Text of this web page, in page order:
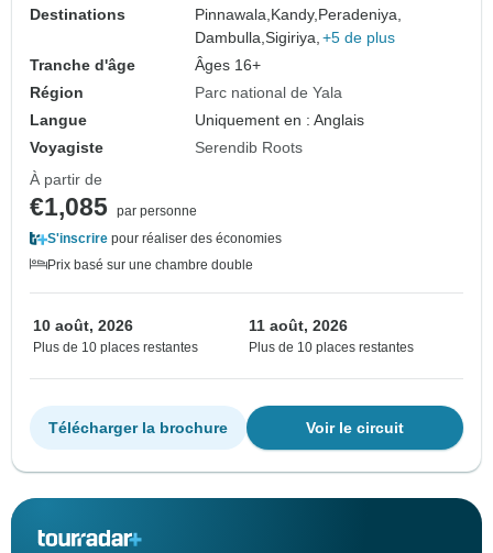
Destinations
Pinnawala, Kandy, Peradeniya,
Dambulla,Sigiriya, +5 de plus
Tranche d'âge
Âges 16+
Région
Parc national de Yala
Langue
Uniquement en : Anglais
Voyagiste
Serendib Roots
À partir de
€1,085 par personne
S'inscrire pour réaliser des économies
Prix basé sur une chambre double
10 août, 2026
Plus de 10 places restantes
11 août, 2026
Plus de 10 places restantes
Voir le circuit
Télécharger la brochure